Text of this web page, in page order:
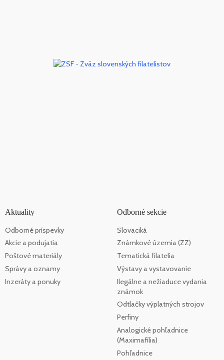
Aktuality
Odborné príspevky
Akcie a podujatia
Poštové materiály
Správy a oznamy
Inzeráty a ponuky
Odborné sekcie
Slovaciká
Známkové územia (ZZ)
Tematická filatelia
Výstavy a vystavovanie
Ilegálne a nežiaduce vydania
známok
Odtlačky výplatných strojov
Perfiny
Analogické pohľadnice
(Maximafília)
Pohľadnice